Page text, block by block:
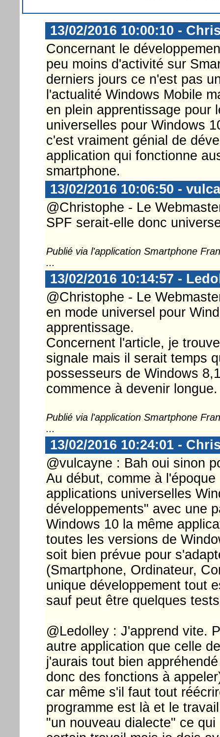
13/02/2016 10:00:10 -
Concernant le
peu moins d'activité sur
derniers jours ce n'est pas
l'actualité Windows Mobile
en plein apprentissage pour
universelles pour Windows
c'est vraiment génial de
application qui fonctionne
smartphone.
13/02/2016 10:06:50 -
@Christophe - Le
SPF serait-elle donc
Publié via l'application Smartphone
...
13/02/2016 10:14:57 -
@Christophe - Le
en mode universel pour
apprentissage.
Concernent l'article, je
signale mais il serait temps
possesseurs de Windows
commence à devenir longue.
Publié via l'application Smartphone
...
13/02/2016 10:24:01 -
@vulcayne : Bah oui sinon
Au début, comme à
applications universelles
développements" avec une
Windows 10 la même
toutes les versions de
soit bien prévue pour
(Smartphone, Ordinateur,
unique développement tout
sauf peut être quelques
@Ledolley : J'apprend vite.
autre application que celle
j'aurais tout bien
donc des fonctions à
car même s'il faut tout
programme est là et le
"un nouveau dialecte" ce